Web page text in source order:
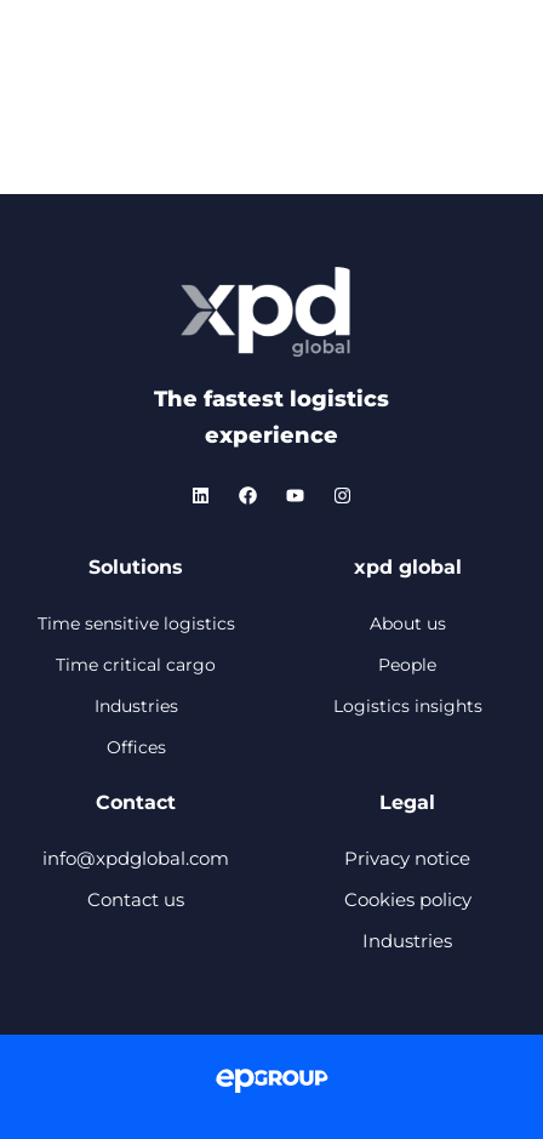
The fastest logistics
experience
Solutions
Time sensitive logistics
Time critical cargo
Industries
Offices
xpd global
About us
People
Logistics insights
Contact
info@xpdglobal.com
Contact us
Legal
Privacy notice
Cookies policy
Industries